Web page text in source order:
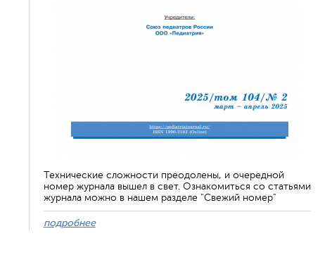
Технические сложности преодолены, и очередной
номер журнала вышел в свет. Ознакомиться со статьями
журнала можно в нашем разделе "Свежий номер"
подробнее